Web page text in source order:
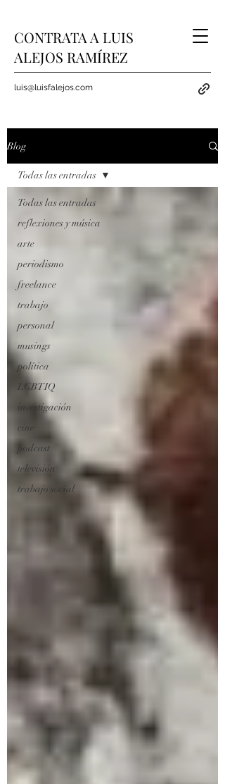
CONTRATA A LUIS
ALEJOS RAMÍREZ
luis@luisfalejos.com
Blog
Todas las entradas
reflexiones y música
arte
periodismo
freelance
trabajo
personal
musings
política
LGBTIQ
investigación
cine
podcast
televisión
trabajo social
Todas las entradas